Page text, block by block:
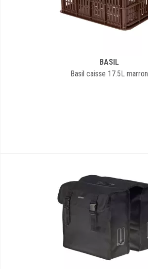
BASIL
Basil caisse 17.5L marron